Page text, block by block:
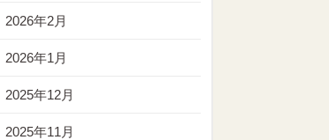
2026年2月
2026年1月
2025年12月
2025年11月